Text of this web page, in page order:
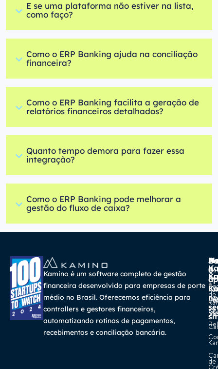
E se uma plataforma não estiver na lista,
como faço?
Como o ERP Banking ajuda na conciliação
financeira?
Como o ERP Banking facilita a geração de
relatórios financeiros detalhados?
Quanto tempo demora para fazer essa
integração?
Como o ERP Banking pode melhorar a
gestão do fluxo de caixa?
Kamino é um software completo de gestão
financeira desenvolvido para empresas de porte
médio no Brasil. Oferecemos eficiência para
controllers e gestores financeiros,
automatizando rotinas de pagamentos,
recebimentos e conciliação bancária.
A
a
na
a
de
de
o
no